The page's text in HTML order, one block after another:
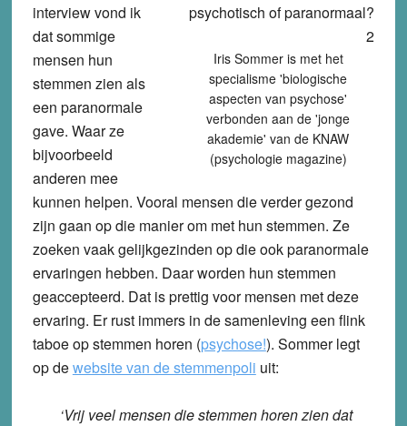
Iris Sommer is met het
specialisme 'biologische
aspecten van psychose'
verbonden aan de 'jonge
akademie' van de KNAW
(psychologie magazine)
interview vond ik
dat sommige
mensen hun
stemmen zien als
een paranormale
gave. Waar ze
bijvoorbeeld
anderen mee
kunnen helpen. Vooral mensen die verder gezond
zijn gaan op die manier om met hun stemmen. Ze
zoeken vaak gelijkgezinden op die ook paranormale
ervaringen hebben. Daar worden hun stemmen
geaccepteerd. Dat is prettig voor mensen met deze
ervaring. Er rust immers in de samenleving een flink
taboe op stemmen horen (psychose!). Sommer legt
op dewebsite van de stemmenpoli uit:
‘Vrij veel mensen die stemmen horen zien dat